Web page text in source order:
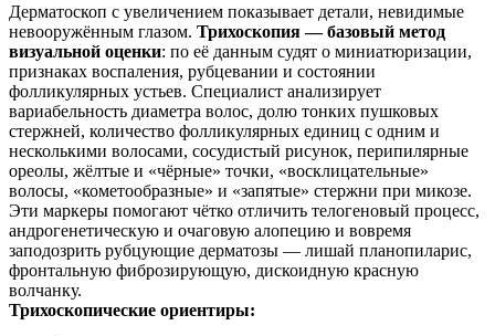
Дерматоскоп с увеличением показывает детали, невидимые
невооружённым глазом. Трихоскопия — базовый метод
визуальной оценки: по её данным судят о миниатюризации,
признаках воспаления, рубцевании и состоянии
фолликулярных устьев. Специалист анализирует
вариабельность диаметра волос, долю тонких пушковых
стержней, количество фолликулярных единиц с одним и
несколькими волосами, сосудистый рисунок, перипилярные
ореолы, жёлтые и «чёрные» точки, «восклицательные»
волосы, «кометообразные» и «запятые» стержни при микозе.
Эти маркеры помогают чётко отличить телогеновый процесс,
андрогенетическую и очаговую алопецию и вовремя
заподозрить рубцующие дерматозы — лишай планопиларис,
фронтальную фиброзирующую, дискоидную красную
волчанку.
Трихоскопические ориентиры: